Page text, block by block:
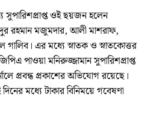
সুপারিশপ্রাপ্ত ওই ছয়জন হলেন
রহমান মজুমদার, আলী মাশরাফ,
গালিব। এর মধ্যে স্নাতক ও স্নাতকোত্তর
পাওয়া মনিরুজ্জামান সুপারিশপ্রাপ্ত
প্রবন্ধ প্রকাশের অভিযোগ রয়েছে।
মধ্যে টাকার বিনিময়ে গবেষণা